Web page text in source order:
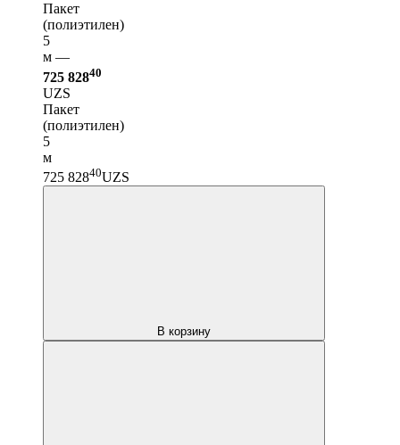
Пакет
(полиэтилен)
5
м —
725 82840
UZS
Пакет
(полиэтилен)
5
м
725 82840UZS
В корзину